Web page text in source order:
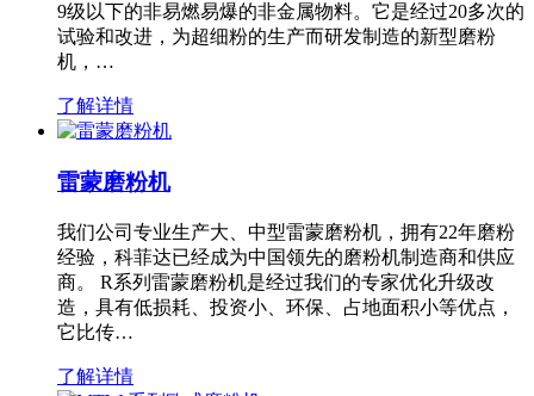
9级以下的非易燃易爆的非金属物料。它是经过20多次的
试验和改进，为超细粉的生产而研发制造的新型磨粉
机，…
了解详情
雷蒙磨粉机
我们公司专业生产大、中型雷蒙磨粉机，拥有22年磨粉
经验，科菲达已经成为中国领先的磨粉机制造商和供应
商。 R系列雷蒙磨粉机是经过我们的专家优化升级改
造，具有低损耗、投资小、环保、占地面积小等优点，
它比传…
了解详情